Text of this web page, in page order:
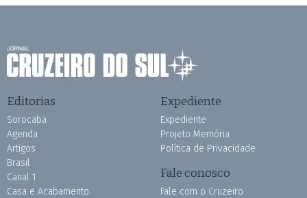
Editorias
Sorocaba
Agenda
Artigos
Brasil
Canal 1
Casa e Acabamento
Expediente
Expediente
Projeto Memória
Política de Privacidade
Fale conosco
Fale com o Cruzeiro